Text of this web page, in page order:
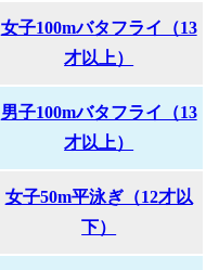
女子100mバタフライ（13
才以上）
男子100mバタフライ（13
才以上）
女子50m平泳ぎ（12才以
下）